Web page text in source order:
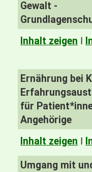
Gewalt -
Inhalt zeigen I
Ernährung bei
für
Angehörige
Inhalt zeigen I
Umgang mit